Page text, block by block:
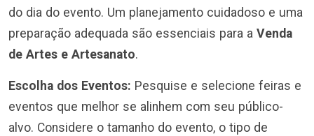
do dia do evento. Um planejamento cuidadoso e uma
preparação adequada são essenciais para a Venda
de Artes e Artesanato.
Escolha dos Eventos: Pesquise e selecione feiras e
eventos que melhor se alinhem com seu público-
alvo. Considere o tamanho do evento, o tipo de